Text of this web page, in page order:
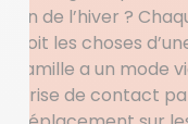
fin de l’hiver ?
voit les choses
famille a un mode
prise de contact